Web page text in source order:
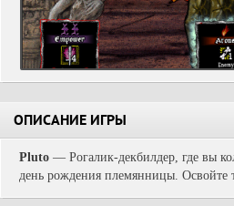
ОПИСАНИЕ ИГРЫ
Pluto — Рогалик-декбилдер, где вы
день рождения племянницы. Освойте